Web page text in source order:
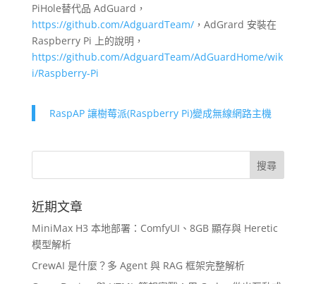
PiHole替代品 AdGuard，
https://github.com/AdguardTeam/，AdGrard 安裝在
Raspberry Pi 上的說明，
https://github.com/AdguardTeam/AdGuardHome/wik
i/Raspberry-Pi
RaspAP 讓樹莓派(Raspberry Pi)變成無線網路主機
近期文章
MiniMax H3 本地部署：ComfyUI、8GB 顯存與 Heretic
模型解析
CrewAI 是什麼？多 Agent 與 RAG 框架完整解析